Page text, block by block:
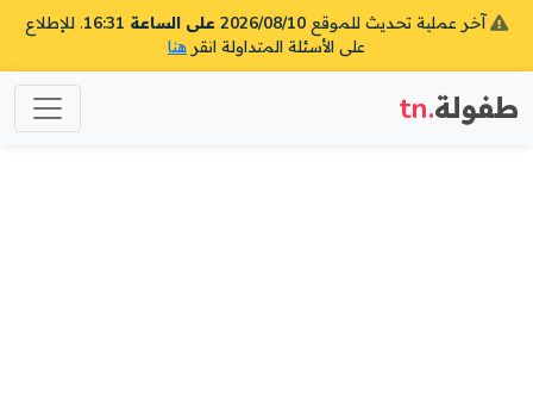
آخر عملية تحديث للموقع 2026/08/10 على الساعة 16:31
. للإطلاع
على الأسئلة المتداولة انقر هنا
طفولة.tn